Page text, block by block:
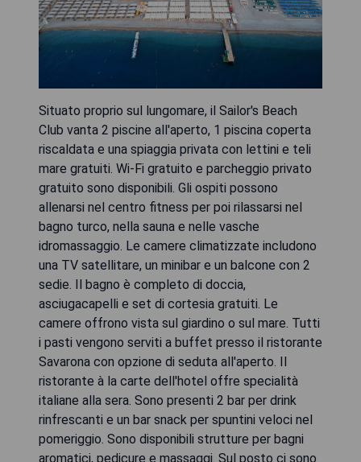
Situato proprio sul lungomare, il Sailor's Beach
Club vanta 2 piscine all'aperto, 1 piscina coperta
riscaldata e una spiaggia privata con lettini e teli
mare gratuiti. Wi-Fi gratuito e parcheggio privato
gratuito sono disponibili. Gli ospiti possono
allenarsi nel centro fitness per poi rilassarsi nel
bagno turco, nella sauna e nelle vasche
idromassaggio. Le camere climatizzate includono
una TV satellitare, un minibar e un balcone con 2
sedie. Il bagno è completo di doccia,
asciugacapelli e set di cortesia gratuiti. Le
camere offrono vista sul giardino o sul mare. Tutti
i pasti vengono serviti a buffet presso il ristorante
Savarona con opzione di seduta all'aperto. Il
ristorante à la carte dell'hotel offre specialità
italiane alla sera. Sono presenti 2 bar per drink
rinfrescanti e un bar snack per spuntini veloci nel
pomeriggio. Sono disponibili strutture per bagni
aromatici, pedicure e massaggi. Sul posto ci sono